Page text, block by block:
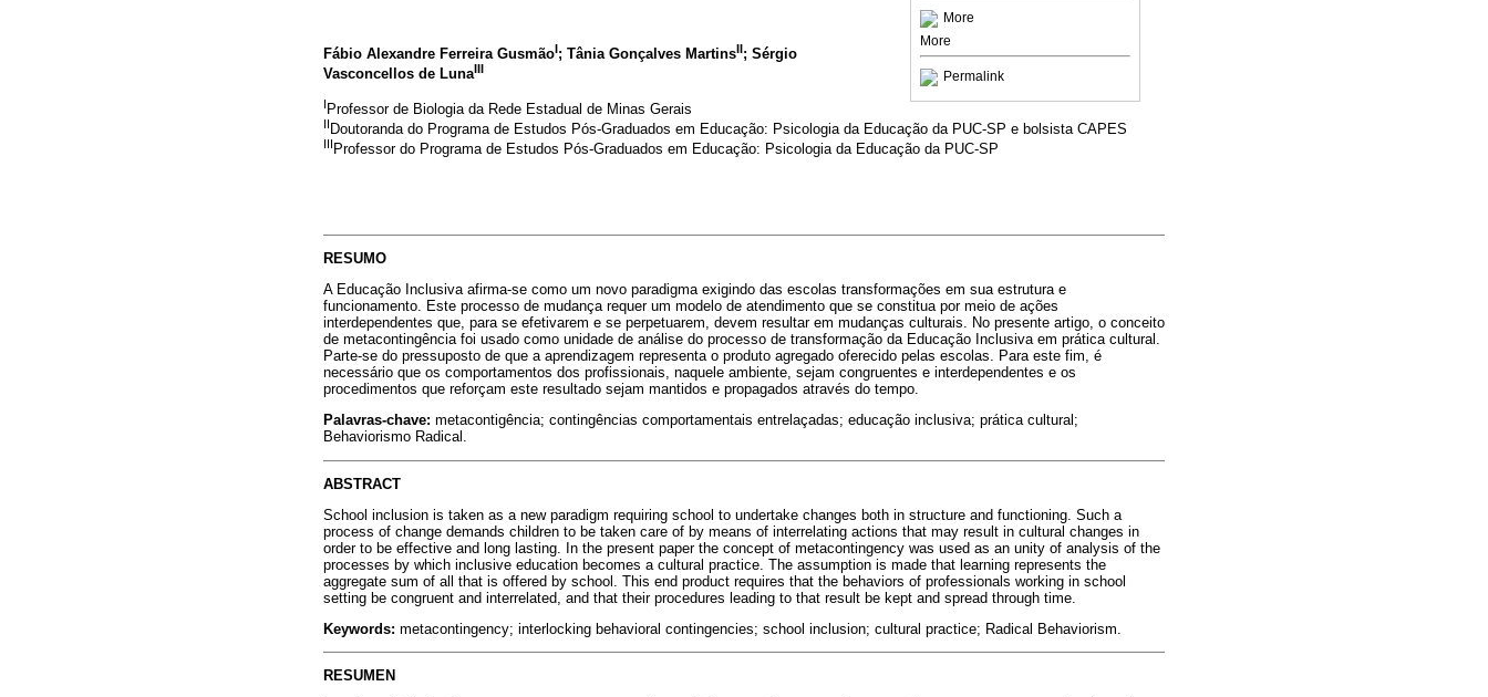
More
More
Permalink
Fábio Alexandre Ferreira GusmãoI; Tânia Gonçalves MartinsII; Sérgio
Vasconcellos de LunaIII
IProfessor de Biologia da Rede Estadual de Minas Gerais
II Doutoranda do Programa de Estudos Pós-Graduados em Educação: Psicologia da Educação da PUC-SP e bolsista CAPES
III Professor do Programa de Estudos Pós-Graduados em Educação: Psicologia da Educação da PUC-SP
RESUMO
A Educação Inclusiva afirma-se como um novo paradigma exigindo das escolas transformações em sua estrutura e
funcionamento. Este processo de mudança requer um modelo de atendimento que se constitua por meio de ações
interdependentes que, para se efetivarem e se perpetuarem, devem resultar em mudanças culturais. No presente artigo, o conceito
de metacontingência foi usado como unidade de análise do processo de transformação da Educação Inclusiva em prática cultural.
Parte-se do pressuposto de que a aprendizagem representa o produto agregado oferecido pelas escolas. Para este fim, é
necessário que os comportamentos dos profissionais, naquele ambiente, sejam congruentes e interdependentes e os
procedimentos que reforçam este resultado sejam mantidos e propagados através do tempo.
Palavras-chave: metacontigência; contingências comportamentais entrelaçadas; educação inclusiva; prática cultural;
Behaviorismo Radical.
ABSTRACT
School inclusion is taken as a new paradigm requiring school to undertake changes both in structure and functioning. Such a
process of change demands children to be taken care of by means of interrelating actions that may result in cultural changes in
order to be effective and long lasting. In the present paper the concept of metacontingency was used as an unity of analysis of the
processes by which inclusive education becomes a cultural practice. The assumption is made that learning represents the
aggregate sum of all that is offered by school. This end product requires that the behaviors of professionals working in school
setting be congruent and interrelated, and that their procedures leading to that result be kept and spread through time.
Keywords: metacontingency; interlocking behavioral contingencies; school inclusion; cultural practice; Radical Behaviorism.
RESUMEN